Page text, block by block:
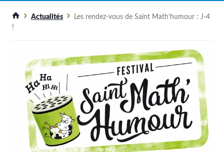
Actualités
Les rendez-vous de Saint Math’humour : J-4
!